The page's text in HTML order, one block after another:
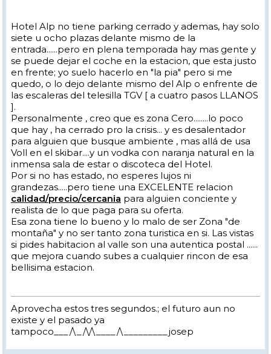
Hotel Alp no tiene parking cerrado y ademas, hay solo
siete u ocho plazas delante mismo de la
entrada......pero en plena temporada hay mas gente y
se puede dejar el coche en la estacion, que esta justo
en frente; yo suelo hacerlo en "la pia" pero si me
quedo, o lo dejo delante mismo del Alp o enfrente de
las escaleras del telesilla TGV [ a cuatro pasos LLANOS
].
Personalmente , creo que es zona Cero........lo poco
que hay , ha cerrado pro la crisis... y es desalentador
para alguien que busque ambiente , mas allá de usa
Voll en el skibar....y un vodka con naranja natural en la
inmensa sala de estar o discoteca del Hotel.
Por si no has estado, no esperes lujos ni
grandezas.....pero tiene una EXCELENTE relacion
calidad/precio/cercania para alguien conciente y
realista de lo que paga para su oferta.
Esa zona tiene lo bueno y lo malo de ser Zona "de
montaña" y no ser tanto zona turistica en si. Las vistas
si pides habitacion al valle son una autentica postal ......
que mejora cuando subes a cualquier rincon de esa
bellisima estacion.
Aprovecha estos tres segundos.; el futuro aun no
existe y el pasado ya
tampoco___/\_/\/\____/\_________josep